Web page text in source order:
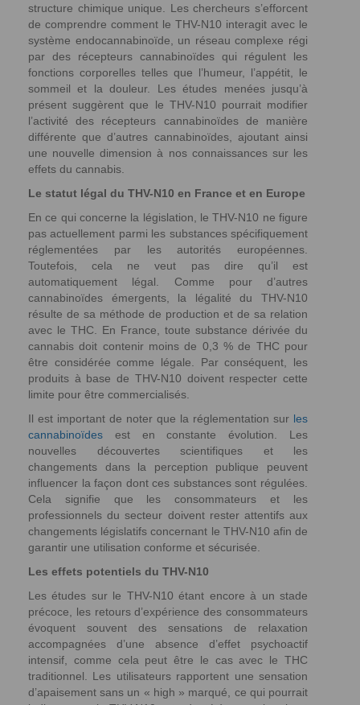
structure chimique unique. Les chercheurs s’efforcent
de comprendre comment le THV-N10 interagit avec le
système endocannabinoïde, un réseau complexe régi
par des récepteurs cannabinoïdes qui régulent les
fonctions corporelles telles que l’humeur, l’appétit, le
sommeil et la douleur. Les études menées jusqu’à
présent suggèrent que le THV-N10 pourrait modifier
l’activité des récepteurs cannabinoïdes de manière
différente que d’autres cannabinoïdes, ajoutant ainsi
une nouvelle dimension à nos connaissances sur les
effets du cannabis.
Le statut légal du THV-N10 en France et en Europe
En ce qui concerne la législation, le THV-N10 ne figure
pas actuellement parmi les substances spécifiquement
réglementées par les autorités européennes.
Toutefois, cela ne veut pas dire qu’il est
automatiquement légal. Comme pour d’autres
cannabinoïdes émergents, la légalité du THV-N10
résulte de sa méthode de production et de sa relation
avec le THC. En France, toute substance dérivée du
cannabis doit contenir moins de 0,3 % de THC pour
être considérée comme légale. Par conséquent, les
produits à base de THV-N10 doivent respecter cette
limite pour être commercialisés.
Il est important de noter que la réglementation sur les
cannabinoïdes est en constante évolution. Les
nouvelles découvertes scientifiques et les
changements dans la perception publique peuvent
influencer la façon dont ces substances sont régulées.
Cela signifie que les consommateurs et les
professionnels du secteur doivent rester attentifs aux
changements législatifs concernant le THV-N10 afin de
garantir une utilisation conforme et sécurisée.
Les effets potentiels du THV-N10
Les études sur le THV-N10 étant encore à un stade
précoce, les retours d’expérience des consommateurs
évoquent souvent des sensations de relaxation
accompagnées d’une absence d’effet psychoactif
intensif, comme cela peut être le cas avec le THC
traditionnel. Les utilisateurs rapportent une sensation
d’apaisement sans un « high » marqué, ce qui pourrait